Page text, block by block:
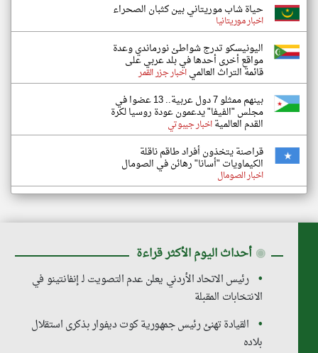
حياة شاب موريتاني بين كثبان الصحراء
اخبار موريتانيا
اليونيسكو تدرج شواطئ نورماندي وعدة
مواقع أخرى أحدها في بلد عربي على
قائمة التراث العالمياخبار جزر القمر
بينهم ممثلو 7 دول عربية.. 13 عضوا في
مجلس "الفيفا" يدعمون عودة روسيا لكرة
القدم العالميةاخبار جيبوتي
قراصنة يتخذون أفراد طاقم ناقلة
الكيماويات "أسانا" رهائن في الصومال
اخبار الصومال
◉ أحداث اليوم الأكثر قراءة
رئيس الاتحاد الأردني يعلن عدم التصويت لـ إنفانتينو في
الانتخابات المقبلة
القيادة تهنئ رئيس جمهورية كوت ديفوار بذكرى استقلال
بلاده